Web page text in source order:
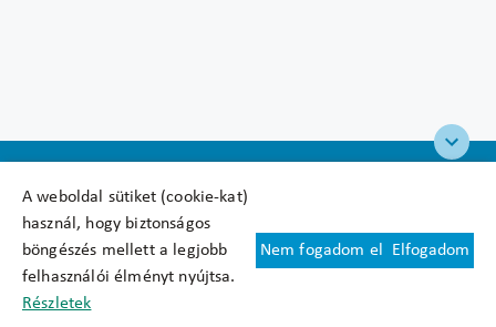
A weboldal sütiket (cookie-kat)
használ, hogy biztonságos
böngészés mellett a legjobb
felhasználói élményt nyújtsa.
Részletek
Nem fogadom el Elfogadom
Felhasználási feltételek